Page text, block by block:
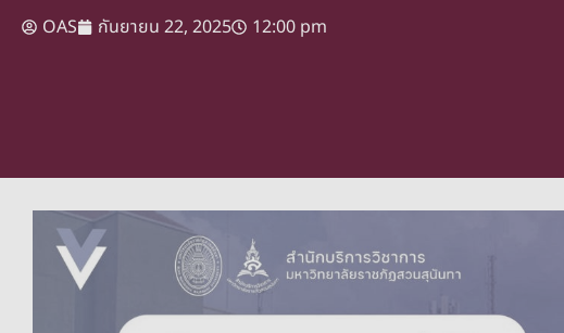
OAS กันยายน 22, 2025 12:00 pm